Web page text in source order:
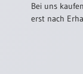
Bei uns
erst nach